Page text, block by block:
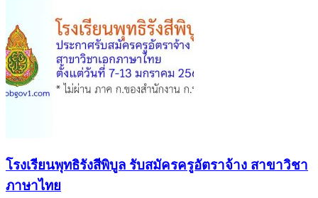
โรงเรียนพุทธิรังสีพิบูล รับสมัครครูอัตราจ้าง สาขาวิชา
ภาษาไทย